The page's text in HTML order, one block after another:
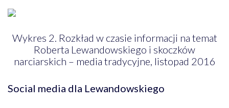
Wykres 2. Rozkład w czasie informacji na temat
Roberta Lewandowskiego i skoczków
narciarskich – media tradycyjne, listopad 2016
Social media dla Lewandowskiego